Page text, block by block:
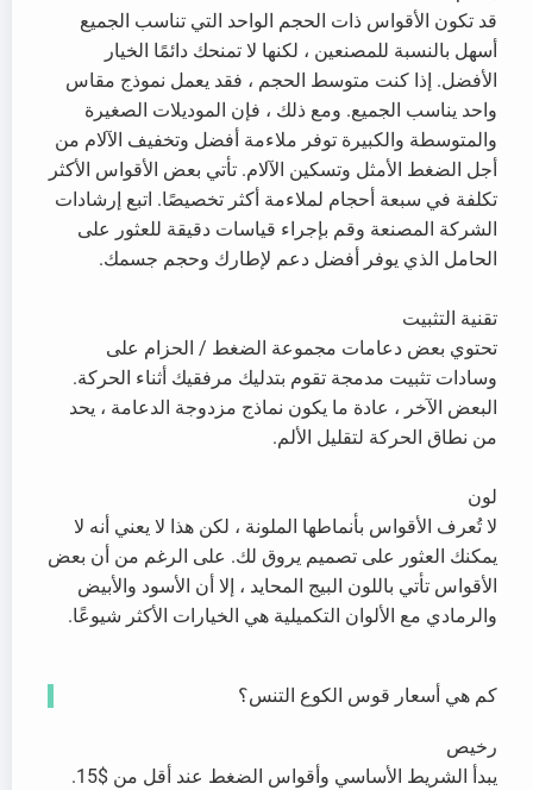
قد تكون الأقواس ذات الحجم الواحد التي تناسب الجميع
أسهل بالنسبة للمصنعين ، لكنها لا تمنحك دائمًا الخيار
الأفضل. إذا كنت متوسط الحجم ، فقد يعمل نموذج مقاس
واحد يناسب الجميع. ومع ذلك ، فإن الموديلات الصغيرة
والمتوسطة والكبيرة توفر ملاءمة أفضل وتخفيف الآلام من
أجل الضغط الأمثل وتسكين الآلام. تأتي بعض الأقواس الأكثر
تكلفة في سبعة أحجام لملاءمة أكثر تخصيصًا. اتبع إرشادات
الشركة المصنعة وقم بإجراء قياسات دقيقة للعثور على
الحامل الذي يوفر أفضل دعم لإطارك وحجم جسمك.
تقنية التثبيت
تحتوي بعض دعامات مجموعة الضغط / الحزام على
وسادات تثبيت مدمجة تقوم بتدليك مرفقيك أثناء الحركة.
البعض الآخر ، عادة ما يكون نماذج مزدوجة الدعامة ، يحد
من نطاق الحركة لتقليل الألم.
لون
لا تُعرف الأقواس بأنماطها الملونة ، لكن هذا لا يعني أنه لا
يمكنك العثور على تصميم يروق لك. على الرغم من أن بعض
الأقواس تأتي باللون البيج المحايد ، إلا أن الأسود والأبيض
والرمادي مع الألوان التكميلية هي الخيارات الأكثر شيوعًا.
كم هي أسعار قوس الكوع التنس؟
رخيص
يبدأ الشريط الأساسي وأقواس الضغط عند أقل من $15.